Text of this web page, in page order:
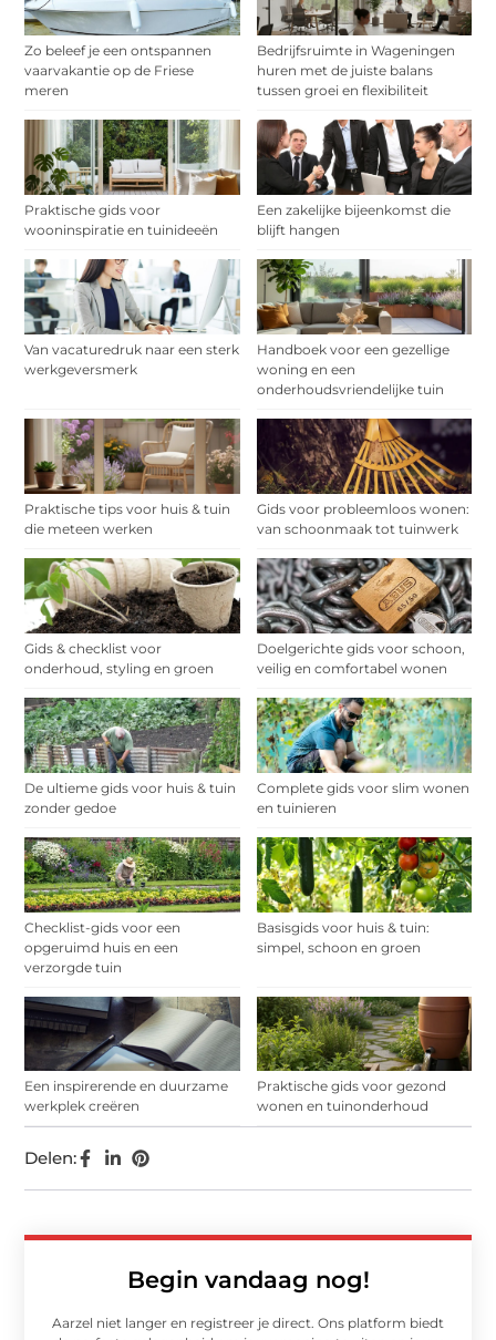
Zo beleef je een ontspannen
vaarvakantie op de Friese
meren
Bedrijfsruimte in Wageningen
huren met de juiste balans
tussen groei en flexibiliteit
Praktische gids voor
wooninspiratie en tuinideeën
Een zakelijke bijeenkomst die
blijft hangen
Van vacaturedruk naar een sterk
werkgeversmerk
Handboek voor een gezellige
woning en een
onderhoudsvriendelijke tuin
Praktische tips voor huis & tuin
die meteen werken
Gids voor probleemloos wonen:
van schoonmaak tot tuinwerk
Gids & checklist voor
onderhoud, styling en groen
Doelgerichte gids voor schoon,
veilig en comfortabel wonen
De ultieme gids voor huis & tuin
zonder gedoe
Complete gids voor slim wonen
en tuinieren
Checklist-gids voor een
opgeruimd huis en een
verzorgde tuin
Basisgids voor huis & tuin:
simpel, schoon en groen
Een inspirerende en duurzame
werkplek creëren
Praktische gids voor gezond
wonen en tuinonderhoud
Begin vandaag nog!
Aarzel niet langer en registreer je direct. Ons platform biedt
Delen: